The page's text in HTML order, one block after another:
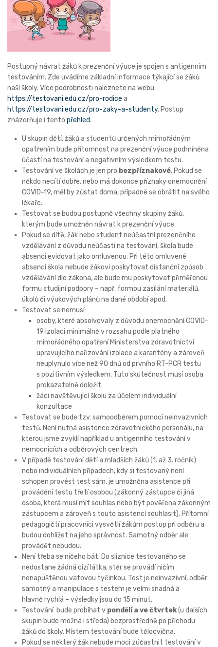
Postupný návrat žáků k prezenční výuce je spojen s antigenním
testováním. Zde uvádíme základní informace týkající se žáků
naší školy. Více podrobnosti naleznete na webu
https://testovani.edu.cz/pro-rodice a
https://testovani.edu.cz/pro-zaky-a-studenty. Postup
znázorňuje i tento přehled.
U skupin dětí, žáků a studentů určených mimořádným
opatřením bude přítomnost na prezenční výuce podmíněna
účastí na testování a negativním výsledkem testu.
Testování ve školách je jen pro bezpříznakové. Pokud se
někdo necítí dobře, nebo má dokonce příznaky onemocnění
COVID-19, měl by zůstat doma, případně se obrátit na svého
lékaře.
Testovat se budou postupně všechny skupiny žáků,
kterým bude umožněn návrat k prezenční výuce.
Pokud se dítě, žák nebo student neúčastní prezenčního
vzdělávání z důvodu neúčasti na testování, škola bude
absenci evidovat jako omluvenou. Při této omluvené
absenci škola nebude žákovi poskytovat distanční způsob
vzdělávání dle zákona, ale bude mu poskytovat přiměřenou
formu studijní podpory – např. formou zasílání materiálů,
úkolů či výukových plánů na dané období apod.
Testovat se nemusí:
osoby, které absolvovaly z důvodu onemocnění COVID-
19 izolaci minimálně v rozsahu podle platného
mimořádného opatření Ministerstva zdravotnictví
upravujícího nařizování izolace a karantény a zároveň
neuplynulo více než 90 dnů od prvního RT-PCR testu
s pozitivním výsledkem. Tuto skutečnost musí osoba
prokazatelně doložit.
žáci navštěvující školu za účelem individuální
konzultace
Testovat se bude tzv. samoodběrem pomocí neinvazivních
testů. Není nutná asistence zdravotnického personálu, na
kterou jsme zvyklí například u antigenního testování v
nemocnicích a odběrových centrech.
V případě testování dětí a mladších žáků (1. až 3. ročník)
nebo individuálních případech, kdy si testovaný není
schopen provést test sám, je umožněna asistence při
provádění testu třetí osobou (zákonný zástupce či jiná
osoba, která musí mít souhlas nebo být pověřena zákonným
zástupcem a zároveň s touto asistencí souhlasit). Přítomní
pedagogičtí pracovníci vysvětlí žákům postup při odběru a
budou dohlížet na jeho správnost. Samotný odběr ale
provádět nebudou.
Není třeba se ničeho bát. Do sliznice testovaného se
nedostane žádná cizí látka, stěr se provádí ničím
nenapuštěnou vatovou tyčinkou. Test je neinvazivní, odběr
samotný a manipulace s testem je velmi snadná a
hlavně rychlá – výsledky jsou do 15 minut.
Testování bude probíhat v pondělí a ve čtvrtek(u dalších
skupin bude možná i středa) bezprostředně po příchodu
žáků do školy. Místem testování bude tělocvična.
Pokud se některý žák nebude moci zúčastnit testování v